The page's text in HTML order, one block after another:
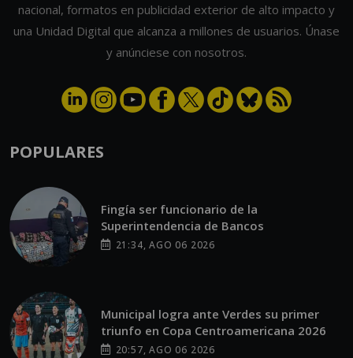
nacional, formatos en publicidad exterior de alto impacto y
una Unidad Digital que alcanza a millones de usuarios. Únase
y anúnciese con nosotros.
POPULARES
Fingía ser funcionario de la
Superintendencia de Bancos
21:34, AGO 06 2026
Municipal logra ante Verdes su primer
triunfo en Copa Centroamericana 2026
20:57, AGO 06 2026